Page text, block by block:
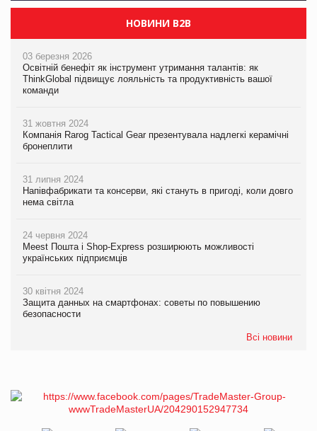
НОВИНИ B2B
03 березня 2026
Освітній бенефіт як інструмент утримання талантів: як
ThinkGlobal підвищує лояльність та продуктивність вашої
команди
31 жовтня 2024
Компанія Rarog Tactical Gear презентувала надлегкі керамічні
бронеплити
31 липня 2024
Напівфабрикати та консерви, які стануть в пригоді, коли довго
нема світла
24 червня 2024
Meest Пошта і Shop-Express розширюють можливості
українських підприємців
30 квітня 2024
Защита данных на смартфонах: советы по повышению
безопасности
Всі новини